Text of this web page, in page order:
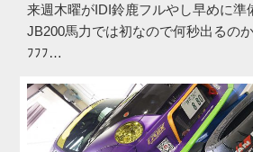
来週木曜がIDI鈴鹿フルやし早めに準
JB200馬力では初なので何秒出るの
ﾌﾌﾌ…